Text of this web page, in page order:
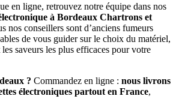
en ligne, retrouvez notre équipe dans nos
à Bordeaux Chartrons et
nos conseillers sont d’anciens fumeurs
de vous guider sur le choix du matériel,
saveurs les plus efficaces pour votre
? Commandez en ligne : nous livrons
électroniques partout en France,